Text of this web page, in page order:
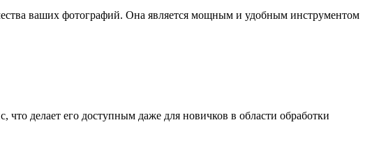
ваших фотографий. Она является мощным и удобным инструментом
делает его доступным даже для новичков в области обработки